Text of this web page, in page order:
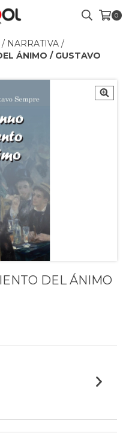
0
/ NARRATIVA /
ÁNIMO / GUSTAVO
DEL ÁNIMO